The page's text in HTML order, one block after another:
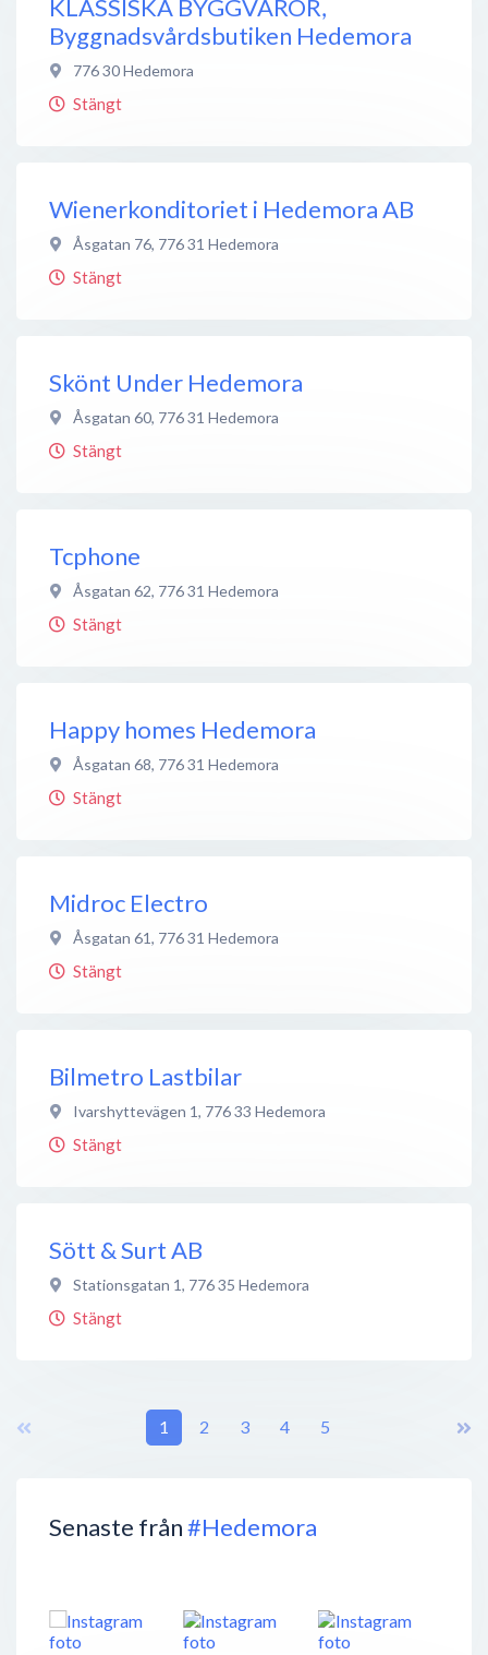
Senaste från#Hedemora
KLASSISKA BYGGVAROR,
Byggnadsvårdsbutiken Hedemora
776 30Hedemora
Stängt
Wienerkonditoriet i Hedemora AB
Åsgatan 76, 776 31 Hedemora
Stängt
Skönt Under Hedemora
Åsgatan 60, 776 31 Hedemora
Stängt
Tcphone
Åsgatan 62, 776 31 Hedemora
Stängt
Happy homes Hedemora
Åsgatan 68, 776 31 Hedemora
Stängt
Midroc Electro
Åsgatan 61, 776 31 Hedemora
Stängt
Bilmetro Lastbilar
Ivarshyttevägen 1, 776 33 Hedemora
Stängt
Sött & Surt AB
Stationsgatan 1, 776 35 Hedemora
Stängt
1 2 3 4 5